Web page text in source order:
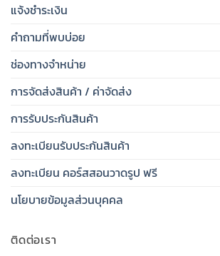
แจ้งชำระเงิน
คำถามที่พบบ่อย
ช่องทางจำหน่าย
การจัดส่งสินค้า / ค่าจัดส่ง
การรับประกันสินค้า
ลงทะเบียนรับประกันสินค้า
ลงทะเบียน คอร์สสอนวาดรูป ฟรี
นโยบายข้อมูลส่วนบุคคล
ติดต่อเรา